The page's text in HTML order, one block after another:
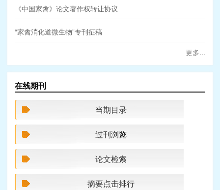
《中国家禽》论文著作权转让协议
“家禽消化道微生物”专刊征稿
更多...
在线期刊
当期目录
过刊浏览
论文检索
摘要点击排行